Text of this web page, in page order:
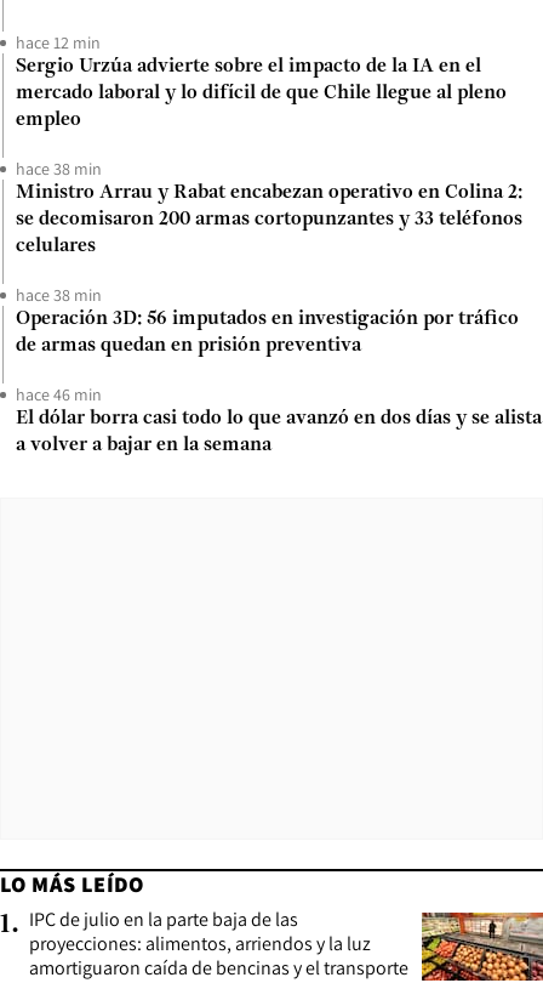
hace 12 min
Sergio Urzúa advierte sobre el impacto de la IA en el
mercado laboral y lo difícil de que Chile llegue al pleno
empleo
hace 38 min
Ministro Arrau y Rabat encabezan operativo en Colina 2:
se decomisaron 200 armas cortopunzantes y 33 teléfonos
celulares
hace 38 min
Operación 3D: 56 imputados en investigación por tráfico
de armas quedan en prisión preventiva
hace 46 min
El dólar borra casi todo lo que avanzó en dos días y se alista
a volver a bajar en la semana
LO MÁS LEÍDO
1. IPC de julio en la parte baja de las
proyecciones: alimentos, arriendos y la luz
amortiguaron caída de bencinas y el transporte